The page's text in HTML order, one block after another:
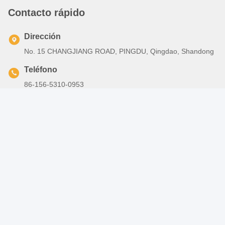
Edificio Del Taller De La Estructura De Acero
Almacenes De Estructura De Acero
Construcción De Acero Ligero